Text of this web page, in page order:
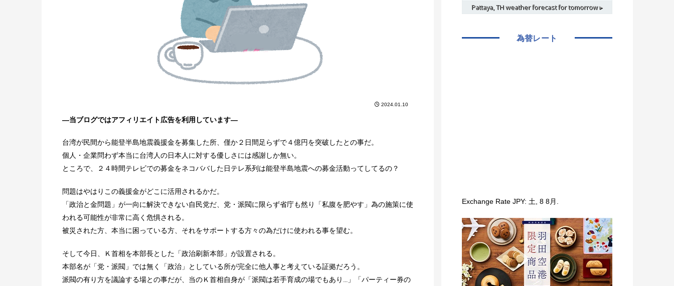
2024.01.10
―当ブログではアフィリエイト広告を利用しています―
台湾が民間から能登半島地震義援金を募集した所、僅か２日間足らずで４億円を突破したとの事だ。
個人・企業問わず本当に台湾人の日本人に対する優しさには感謝しか無い。
ところで、２４時間テレビでの募金をネコババした日テレ系列は能登半島地震への募金活動ってしてるの？
問題はやはりこの義援金がどこに活用されるかだ。
「政治と金問題」が一向に解決できない自民党だ、党・派閥に限らず省庁も然り「私腹を肥やす」為の施策に使
われる可能性が非常に高く危惧される。
被災された方、本当に困っている方、それをサポートする方々の為だけに使われる事を望む。
そして今日、Ｋ首相を本部長とした「政治刷新本部」が設置される。
本部名が「党・派閥」では無く「政治」としている所が完全に他人事と考えている証拠だろう。
派閥の有り方を議論する場との事だが、当のＫ首相自身が「派閥は若手育成の場でもあり…」「パーティー券の
Pattaya, THweather forecast for tomorrow ▸
為替レート
Exchange Rate JPY: 土, 8 8月.